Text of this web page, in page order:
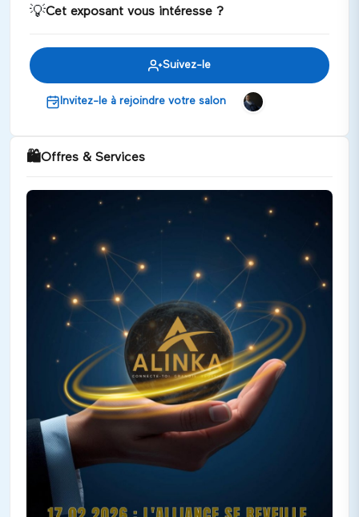
💡Cet exposant vous intéresse ?
Suivez-le
Invitez-le à rejoindre votre salon
🛍️Offres & Services